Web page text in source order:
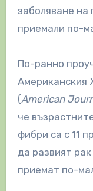
заболяване на
приемали по-
По-ранно
Американския
(American
че
фибри са с 11
да развият
приемат по-